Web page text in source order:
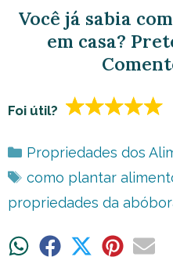
Você já sabia
em casa?
Foi útil?
Categorias
Propriedades dos
Tags
como plantar
propriedades da
ShareShare ShareShare